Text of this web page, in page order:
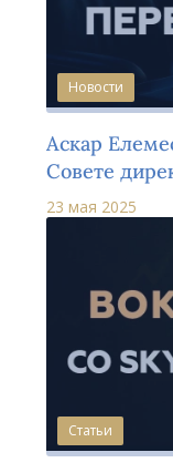
Новости
Аскар
Совете
23 мая 2025
Статьи